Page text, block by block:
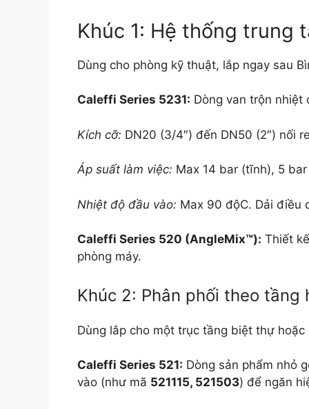
Khúc 1: Hệ thống trung
Dùng cho phòng kỹ thuật, lắp ngay sau
Caleffi Series 5231: Dòng van trộn nhiệt
Kích cỡ: DN20 (3/4″) đến DN50 (2″) nối
Áp suất làm việc: Max 14 bar (tĩnh), 5
Nhiệt độ đầu vào: Max 90 độC. Dải điều
Caleffi Series 520 (AngleMix™): Thiết
phòng máy.
Khúc 2: Phân phối theo
Dùng lắp cho một trục tầng biệt thự
Caleffi Series 521: Dòng sản phẩm nhỏ
vào (như mã 521115, 521503) để ngăn